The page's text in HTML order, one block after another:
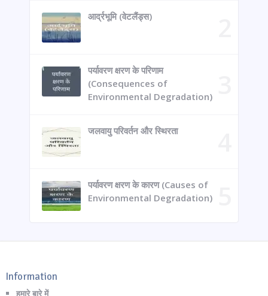
आर्द्रभूमि (वेटलैंड्स)
पर्यावरण क्षरण के परिणाम
(Consequences of
Environmental Degradation)
जलवायु परिवर्तन और स्थिरता
पर्यावरण क्षरण के कारण (Causes of
Environmental Degradation)
Information
हमारे बारे में